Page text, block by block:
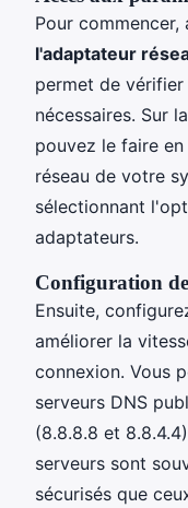
Pour commencer,
l'adaptateur
permet de
nécessaires. Sur
pouvez le faire
réseau de votre
sélectionnant
adaptateurs.
Configuration
Ensuite,
améliorer la
connexion. Vous
serveurs DNS
(8.8.8.8 et
serveurs sont
sécurisés que